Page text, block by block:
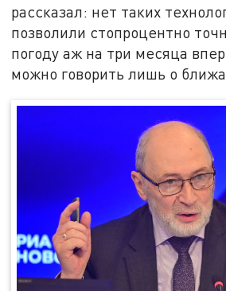
рассказал: нет таких
позволили стопроцентно
погоду аж на три месяца
можно говорить лишь о